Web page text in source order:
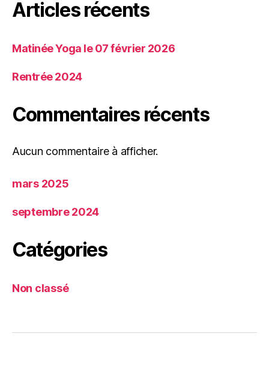
Articles récents
Matinée Yoga le 07 février 2026
Rentrée 2024
Commentaires récents
Aucun commentaire à afficher.
mars 2025
septembre 2024
Catégories
Non classé